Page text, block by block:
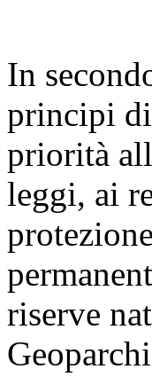
In
principi
priorità
leggi, ai
riserve